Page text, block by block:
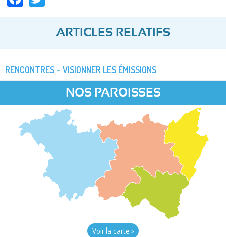
ARTICLES RELATIFS
RENCONTRES - VISIONNER LES ÉMISSIONS
NOS PAROISSES
Voir la carte >